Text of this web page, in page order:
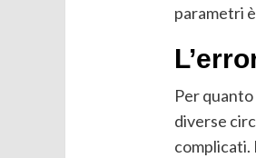
parametri
Per
diverse
complicati.